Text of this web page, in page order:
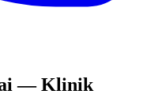
— Klinik